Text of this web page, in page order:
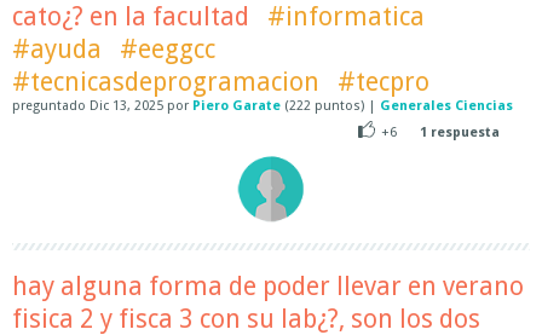
cato¿? en la facultad
#informatica
#ayuda
#eeggcc
#tecnicasdeprogramacion
#tecpro
preguntado Dic 13, 2025 por Piero Garate (222 puntos) | Generales Ciencias
+6
1 respuesta
hay alguna forma de poder llevar en verano
fisica 2 y fisca 3 con su lab¿?, son los dos